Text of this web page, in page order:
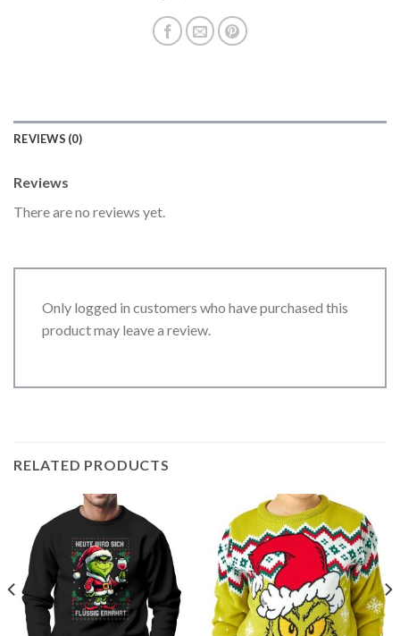
REVIEWS (0)
Reviews
There are no reviews yet.
Only logged in customers who have purchased this
product may leave a review.
RELATED PRODUCTS